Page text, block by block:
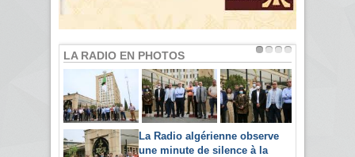
LA RADIO EN PHOTOS
La Radio algérienne observe
une minute de silence à la